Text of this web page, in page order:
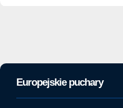
Europejskie puchary